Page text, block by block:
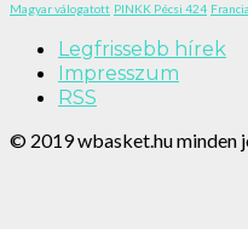
Magyar válogatott PINKK Pécsi 424
Legfrissebb hírek
Impresszum
RSS
© 2019 wbasket.hu minden